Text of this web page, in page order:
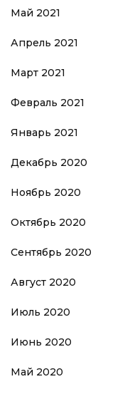
Май 2021
Апрель 2021
Март 2021
Февраль 2021
Январь 2021
Декабрь 2020
Ноябрь 2020
Октябрь 2020
Сентябрь 2020
Август 2020
Июль 2020
Июнь 2020
Май 2020